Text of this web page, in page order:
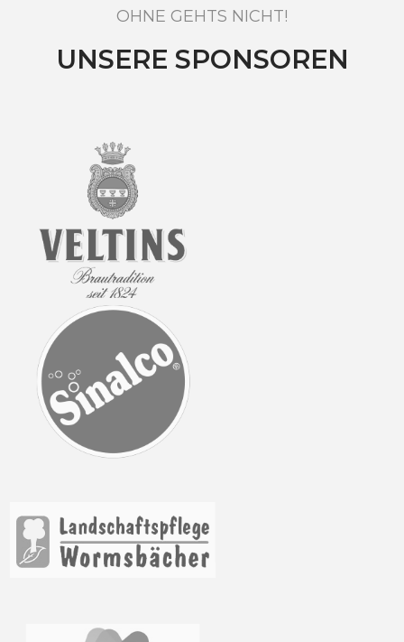
OHNE GEHTS NICHT!
UNSERE SPONSOREN